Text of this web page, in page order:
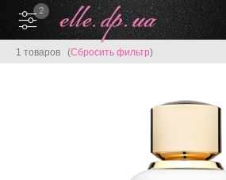
2
1 товаров (Сбросить фильтр)